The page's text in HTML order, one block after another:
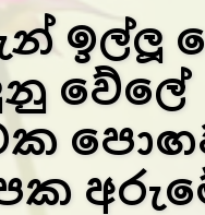
ඉල්ලූ
වේලේ